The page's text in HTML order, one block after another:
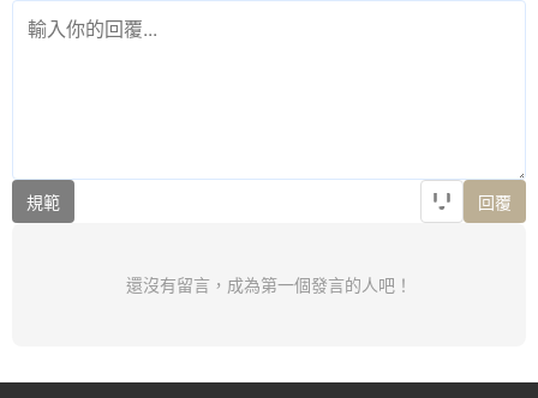
規範 回覆
還沒有留言，成為第一個發言的人吧！